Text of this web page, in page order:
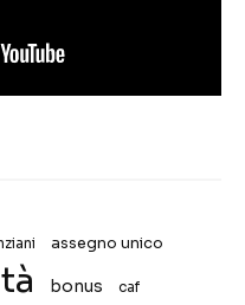
assegno unico
bonus caf